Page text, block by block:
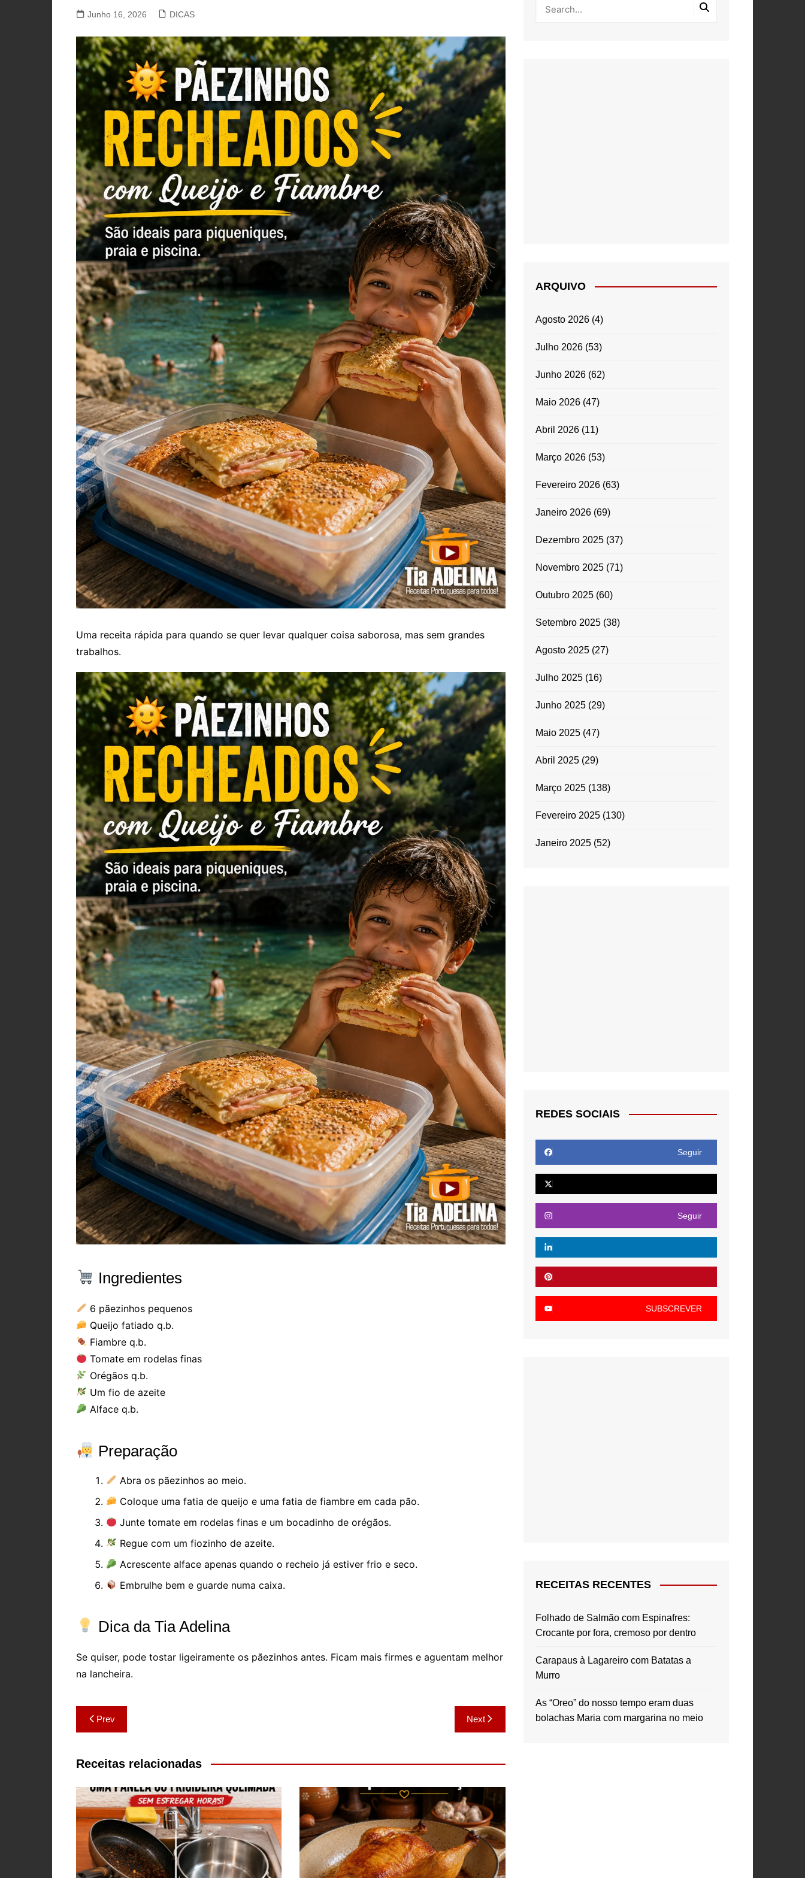
SALADAS
MOLHOS E TEMPEROS
MIGAS E AÇORDAS
PETISCOS
QUICHES
Junho 16, 2026 DICAS
Uma receita rápida para quando se quer levar qualquer coisa saborosa, mas sem grandes
trabalhos.
Ingredientes
6 pãezinhos pequenos
Queijo fatiado q.b.
Fiambre q.b.
Tomate em rodelas finas
Orégãos q.b.
Um fio de azeite
Alface q.b.
Preparação
Abra os pãezinhos ao meio.
Coloque uma fatia de queijo e uma fatia de fiambre em cada pão.
Junte tomate em rodelas finas e um bocadinho de orégãos.
Regue com um fiozinho de azeite.
Acrescente alface apenas quando o recheio já estiver frio e seco.
Embrulhe bem e guarde numa caixa.
Dica da Tia Adelina
Se quiser, pode tostar ligeiramente os pãezinhos antes. Ficam mais firmes e aguentam melhor
na lancheira.
Navegação
de
artigos
Prev Next
Receitas relacionadas
ARQUIVO
Agosto 2026(4)
Julho 2026(53)
Junho 2026(62)
Maio 2026(47)
Abril 2026(11)
Março 2026(53)
Fevereiro 2026(63)
Janeiro 2026(69)
Dezembro 2025(37)
Novembro 2025(71)
Outubro 2025(60)
Setembro 2025(38)
Agosto 2025(27)
Julho 2025(16)
Junho 2025(29)
Maio 2025(47)
Abril 2025(29)
Março 2025(138)
Fevereiro 2025(130)
Janeiro 2025(52)
REDES SOCIAIS
Seguir
Seguir
SUBSCREVER
RECEITAS RECENTES
Folhado de Salmão com Espinafres:
Crocante por fora, cremoso por dentro
Carapaus à Lagareiro com Batatas a
Murro
As “Oreo” do nosso tempo eram duas
bolachas Maria com margarina no meio